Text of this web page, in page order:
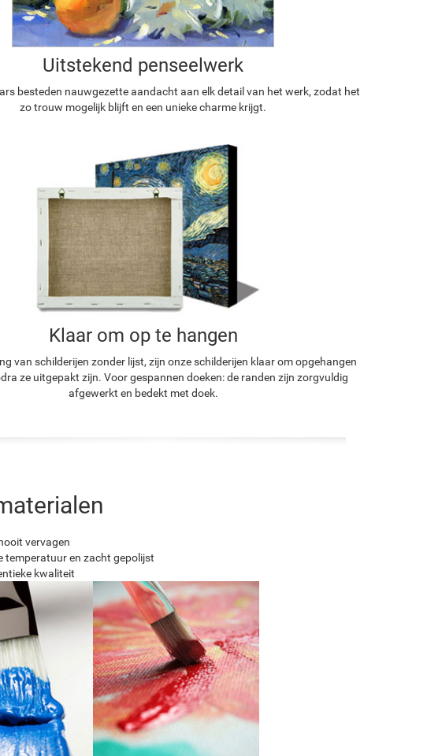
Uitstekend penseelwerk
besteden nauwgezette aandacht aan elk detail van het werk, zodat het
zo trouw mogelijk blijft en een unieke charme krijgt.
Klaar om op te hangen
van schilderijen zonder lijst, zijn onze schilderijen klaar om opgehangen
ze uitgepakt zijn. Voor gespannen doeken: de randen zijn zorgvuldig
afgewerkt en bedekt met doek.
vervagen
temperatuur en zacht gepolijst
kwaliteit